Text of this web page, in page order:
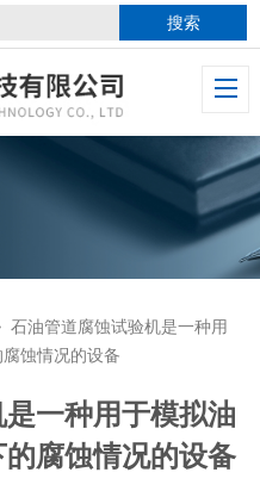
石油管道腐蚀试验机是一种用
蚀情况的设备
一种用于模拟油
腐蚀情况的设备